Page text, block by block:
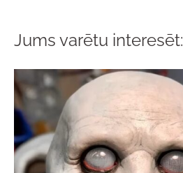
Jums varētu interesēt: